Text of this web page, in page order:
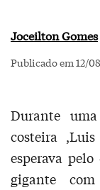
Joceilton Gomes
Publicado em 12/
Durante
costeira
esperava
gigante